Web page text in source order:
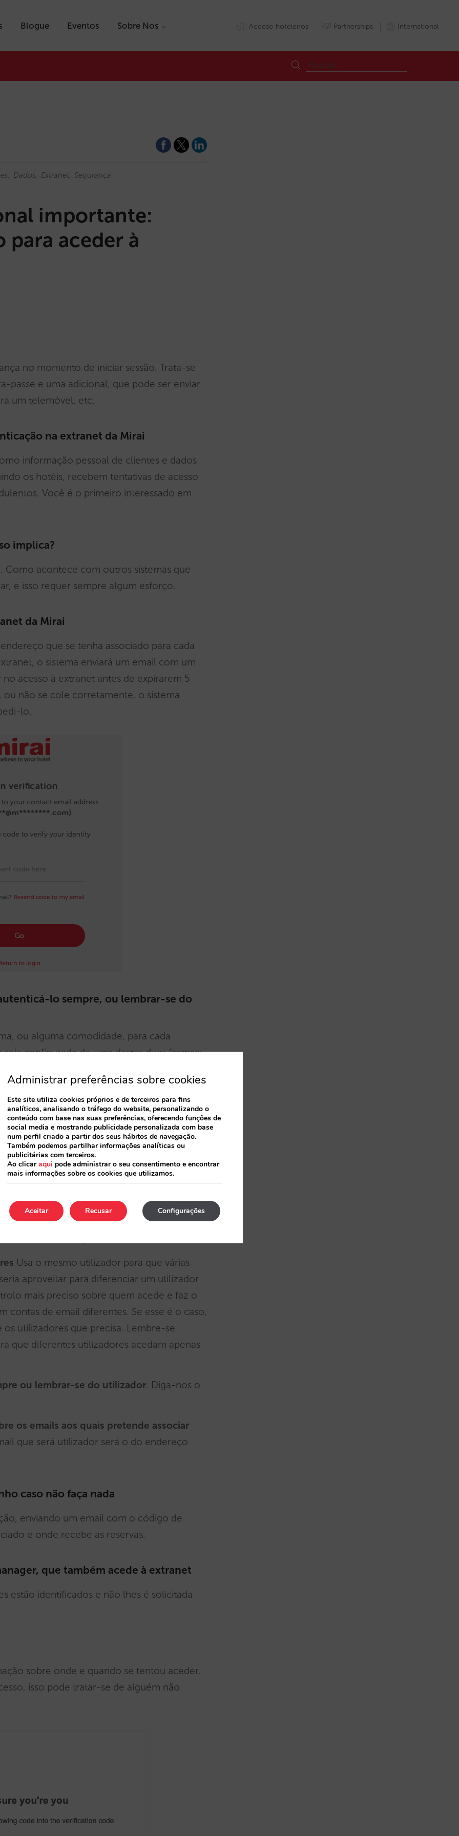
Blogue Eventos Sobre Nos Acceso hoteleiros Partnerships International
Dados Extranet Segurança
importante:
aceder à
no momento de iniciar sessão. Trata-se
passe e uma adicional, que pode ser enviar
um telemóvel, etc.
na extranet da Mirai
informação pessoal de clientes e dados
os hotéis, recebem tentativas de acesso
Você é o primeiro interessado em
implica?
Como acontece com outros sistemas que
e isso requer sempre algum esforço.
da Mirai
que se tenha associado para cada
o sistema enviará um email com um
acesso à extranet antes de expirarem 5
ou não se cole corretamente, o sistema
lo.
lo sempre, ou lembrar-se do
ou alguma comodidade, para cada
configurada de uma destas duas formas:
tente entrar na extranet
meses, desde que não troque de navegador
hotel/cadeia que utilize a extranet
Usa o mesmo utilizador para que várias
aproveitar para diferenciar um utilizador
mais preciso sobre quem acede e faz o
contas de email diferentes. Se esse é o caso,
utilizadores que precisa. Lembre-se
que diferentes utilizadores acedam apenas
ou lembrar-se do utilizador. Diga-nos o
os emails aos quais pretende associar
que será utilizador será o do endereço
caso não faça nada
enviando um email com o código de
e onde recebe as reservas.
que também acede à extranet
estão identificados e não lhes é solicitada
sobre onde e quando se tentou aceder.
isso pode tratar-se de alguém não
Administrar preferências sobre cookies
Este site utiliza cookies próprios e de terceiros para fins
analíticos, analisando o tráfego do website, personalizando o
conteúdo com base nas suas preferências, oferecendo funções de
social media e mostrando publicidade personalizada com base
num perfil criado a partir dos seus hábitos de navegação.
Também podemos partilhar informações analíticas ou
publicitárias com terceiros.
Ao clicaraqui pode administrar o seu consentimento e encontrar
mais informações sobre os cookies que utilizamos.
Aceitar Configurações
Recusar